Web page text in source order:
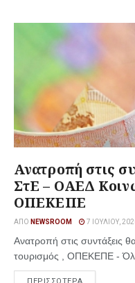
Ανατροπή στις
ΣτΕ – ΟΑΕΔ
ΟΠΕΚΕΠΕ
ΑΠΌ NEWSROOM 7 ΙΟΥΛΊΟΥ,
Ανατροπή στις συντάξεις
τουρισμός , ΟΠΕΚΕΠΕ -